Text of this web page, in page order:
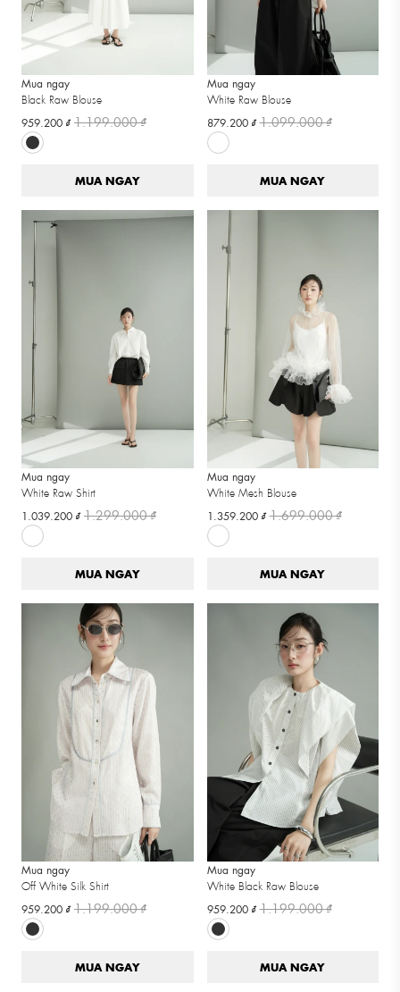
Mua ngay
Black Raw Blouse
959.200 ₫1.199.000 ₫
MUA NGAY
Mua ngay
White Raw Blouse
879.200 ₫1.099.000 ₫
MUA NGAY
Mua ngay
White Raw Shirt
1.039.200 ₫1.299.000 ₫
MUA NGAY
Mua ngay
White Mesh Blouse
1.359.200 ₫1.699.000 ₫
MUA NGAY
Mua ngay
Off White Silk Shirt
959.200 ₫1.199.000 ₫
MUA NGAY
Mua ngay
White Black Raw Blouse
959.200 ₫1.199.000 ₫
MUA NGAY